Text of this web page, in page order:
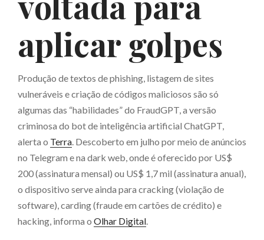
aplicar golpes
Produção de textos de phishing, listagem de sites
vulneráveis e criação de códigos maliciosos são só
algumas das “habilidades” do FraudGPT, a versão
criminosa do bot de inteligência artificial ChatGPT,
alerta o Terra. Descoberto em julho por meio de anúncios
no Telegram e na dark web, onde é oferecido por US$
200 (assinatura mensal) ou US$ 1,7 mil (assinatura anual),
o dispositivo serve ainda para cracking (violação de
software), carding (fraude em cartões de crédito) e
hacking, informa o Olhar Digital.